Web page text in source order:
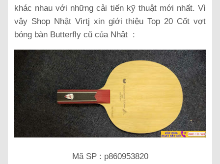
khác nhau với những cải tiến kỹ thuật mới nhất. Vì
vậy Shop Nhật Virtj xin giới thiệu Top 20 Cốt vợt
bóng bàn Butterfly cũ của Nhật :
Mã SP : p860953820